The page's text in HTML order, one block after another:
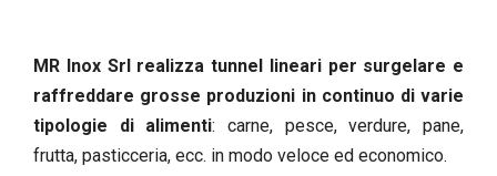
MR Inox Srl realizza tunnel lineari per surgelare e
raffreddare grosse produzioni in continuo di varie
tipologie di alimenti: carne, pesce, verdure, pane,
frutta, pasticceria, ecc. in modo veloce ed economico.